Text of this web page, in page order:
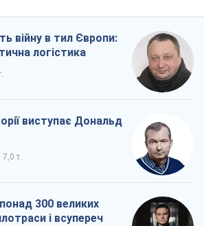
війну в тил Європи:
логістика
виступає Дональд
7,0 т.
300 великих
і всупереч